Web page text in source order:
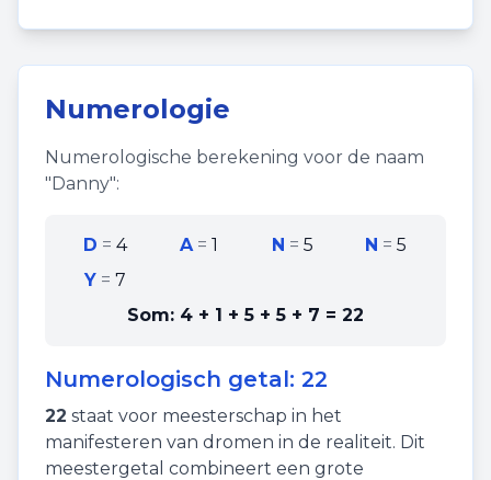
Numerologie
Numerologische berekening voor de naam
"Danny":
D = 4 A= 1 N = 5 N =5
Y= 7
Som: 4 + 1 + 5 + 5 + 7 = 22
Numerologisch getal: 22
22 staat voor meesterschap in het
manifesteren van dromen in de realiteit. Dit
meestergetal combineert een grote